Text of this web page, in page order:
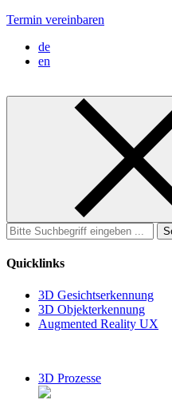
Termin vereinbaren
de
en
Search
for:
Quicklinks
3D Gesichtserkennung
3D Objekterkennung
Augmented Reality UX
3D Prozesse